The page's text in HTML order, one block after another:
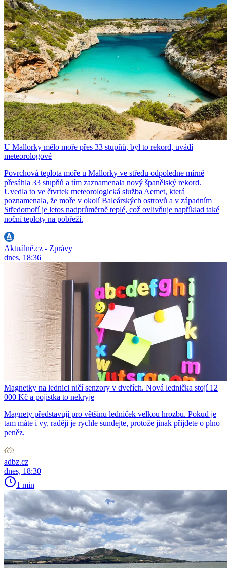
U Mallorky mělo moře přes 33 stupňů, byl to rekord, uvádí
meteorologové
Povrchová teplota moře u Mallorky ve středu odpoledne mírně
přesáhla 33 stupňů a tím zaznamenala nový španělský rekord.
Uvedla to ve čtvrtek meteorologická služba Aemet, která
poznamenala, že moře v okolí Baleárských ostrovů a v západním
Středomoří je letos nadprůměrně teplé, což ovlivňuje například také
noční teploty na pobřeží.
Aktuálně.cz - Zprávy
dnes, 18:36
Magnetky na lednici ničí senzory v dveřích. Nová lednička stojí 12
000 Kč a pojistka to nekryje
Magnety představují pro většinu ledniček velkou hrozbu. Pokud je
tam máte i vy, raději je rychle sundejte, protože jinak přijdete o plno
peněz.
adbz.cz
dnes, 18:30
1 min